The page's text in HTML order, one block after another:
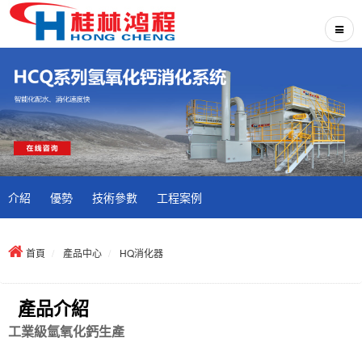
介紹 優勢 技術參數 工程案例
首頁 產品中心 HQ消化器
產品介紹
工業級氫氧化鈣生產